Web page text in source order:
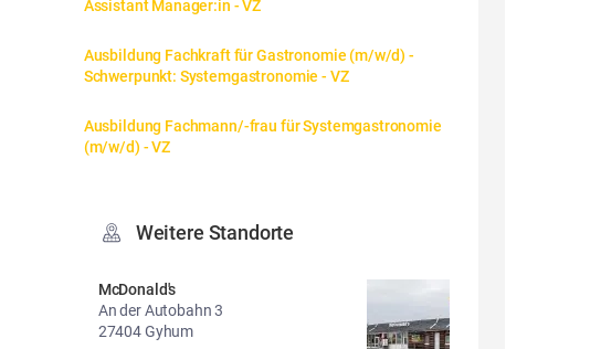
Assistant Manager:in - VZ
Ausbildung Fachkraft für Gastronomie (m/w/d) -
Schwerpunkt: Systemgastronomie - VZ
Ausbildung Fachmann/-frau für Systemgastronomie
(m/w/d) - VZ
Weitere Standorte
McDonald's
An der Autobahn 3
27404 Gyhum